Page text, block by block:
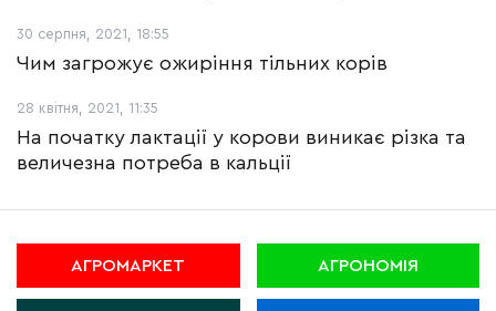
30 серпня, 2021, 18:55
Чим загрожує ожиріння тільних корів
28 квітня, 2021, 11:35
На початку лактації у корови виникає різка та
величезна потреба в кальції
АГРОМАРКЕТ АГРОНОМІЯ